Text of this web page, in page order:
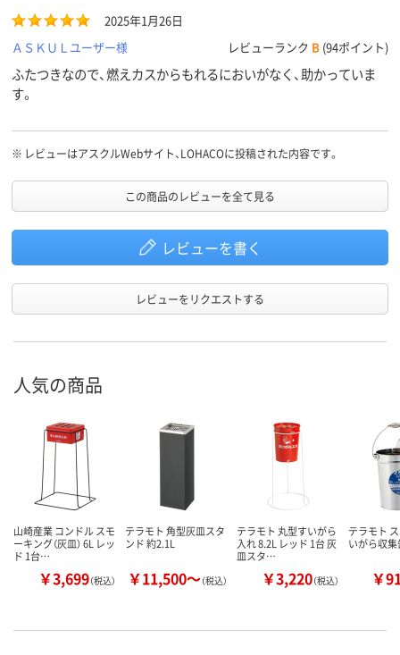
2025年1月26日
ＡＳＫＵＬユーザー様
レビューランク B (94ポイント)
ふたつきなので、燃えカスからもれるにおいがなく、助かっていま
す。
※ レビューはアスクルWebサイト、LOHACOに投稿された内容です。
この商品のレビューを全て見る
レビューを書く
レビューをリクエストする
人気の商品
山崎産業 コンドル スモ
ーキング（灰皿） 6L レッ
ド 1台…
￥3,699（税込）
テラモト 角型灰皿スタ
ンド 約2.1L
￥11,500～（税込）
テラモト 丸型すいがら
入れ 8.2L レッド 1台 灰
皿スタ…
￥3,220（税込）
テラモト
いがら収
￥